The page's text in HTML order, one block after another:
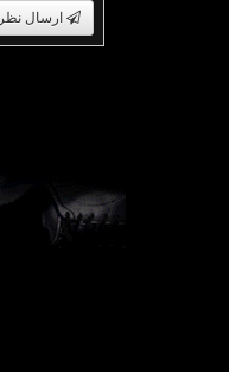
ارسال نظر